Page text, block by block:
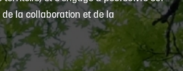
la collaboration et de la